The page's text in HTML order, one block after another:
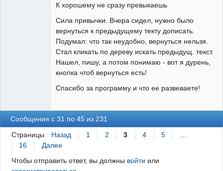
К хорошему не сразу превыкаешь
Сила привычки. Вчера сидел, нужно было
вернуться к предыдущему текту дописать.
Подумал: что так неудобно, вернуться нельзя.
Стал кликать по дереву искать предыдущ. текст.
Нашел, пишу, а потом понимаю - вот я дурень,
кнопка чтоб вернуться есть!
Спасибо за программу и что ее развеваете!
Сообщения с 31 по 45 из 231
Страницы Назад 1 2 3 4 5
16
Далее
Чтобы отправить ответ, вы должны войти или